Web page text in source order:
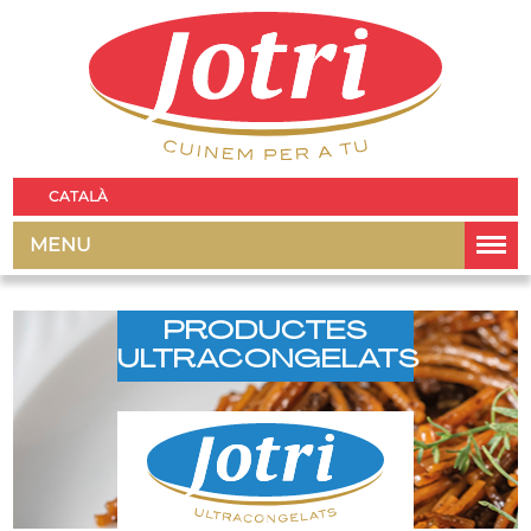
CATALÀ
MENU
PRODUCTES
ULTRACONGELATS